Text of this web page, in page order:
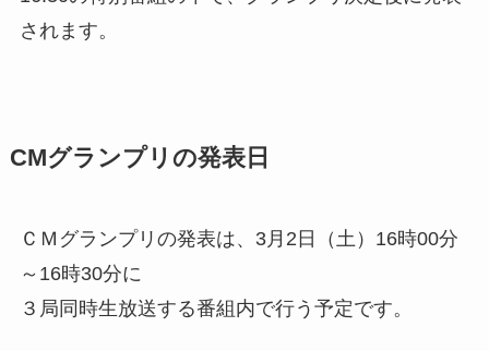
されます。
CMグランプリの発表日
ＣＭグランプリの発表は、3月2日（土）16時00分
～16時30分に
３局同時生放送する番組内で行う予定です。